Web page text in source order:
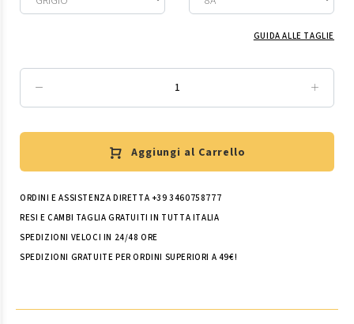
GUIDA ALLE TAGLIE
Aggiungi al Carrello
ORDINI E ASSISTENZA DIRETTA +39 3460758777
RESI E CAMBI TAGLIA GRATUITI IN TUTTA ITALIA
SPEDIZIONI VELOCI IN 24/48 ORE
SPEDIZIONI GRATUITE PER ORDINI SUPERIORI A 49€!